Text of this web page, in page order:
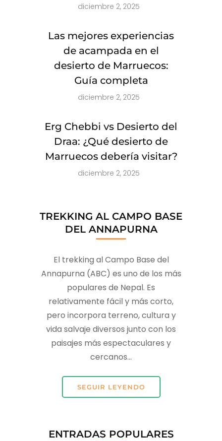
diciembre 2, 2025
Las mejores experiencias
de acampada en el
desierto de Marruecos:
Guía completa
diciembre 2, 2025
Erg Chebbi vs Desierto del
Draa: ¿Qué desierto de
Marruecos debería visitar?
diciembre 2, 2025
TREKKING AL CAMPO BASE
DEL ANNAPURNA
El trekking al Campo Base del
Annapurna (ABC) es uno de los más
populares de Nepal. Es
relativamente fácil y más corto,
pero incorpora terreno, cultura y
vida salvaje diversos junto con los
paisajes más espectaculares y
cercanos...
SEGUIR LEYENDO
ENTRADAS POPULARES